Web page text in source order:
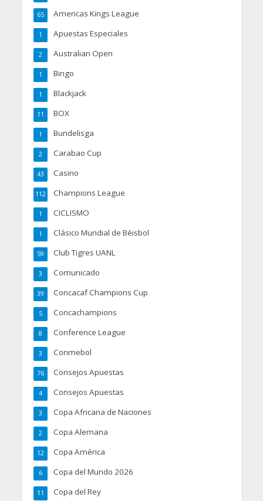
Americas Kings League
65
Apuestas Especiales
1
Australian Open
2
Bingo
1
Blackjack
1
BOX
11
Bundelisga
1
Carabao Cup
2
Casino
43
Champions League
112
CICLISMO
1
Clásico Mundial de Béisbol
1
Club Tigres UANL
59
Comunicado
3
Concacaf Champions Cup
39
Concachampions
5
Conference League
8
Conmebol
3
Consejos Apuestas
76
Consejos Apuestas
4
Copa Africana de Naciones
3
Copa Alemana
2
Copa América
12
Copa del Mundo 2026
6
Copa del Rey
11